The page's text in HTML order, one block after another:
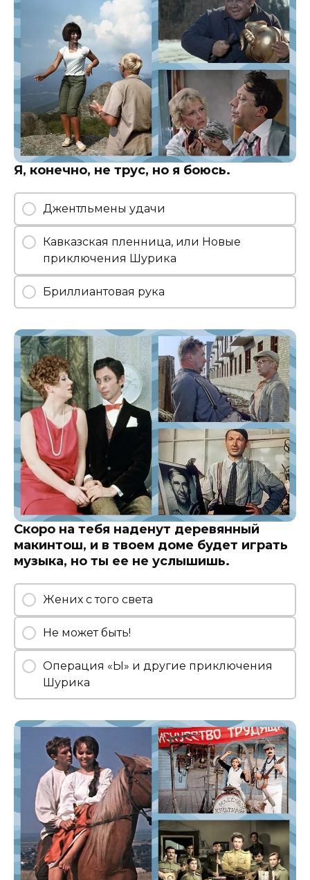
Я, конечно, не трус, но я боюсь.
Джентльмены удачи
Кавказская пленница, или Новые
приключения Шурика
Бриллиантовая рука
Скоро на тебя наденут деревянный
макинтош, и в твоем доме будет играть
музыка, но ты ее не услышишь.
Жених с того света
Не может быть!
Операция «Ы» и другие приключения
Шурика